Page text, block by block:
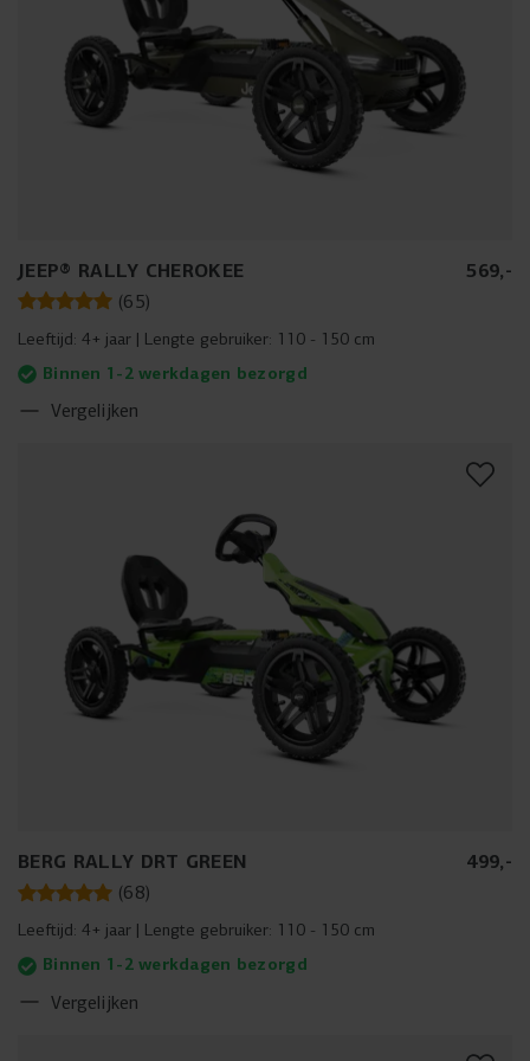
JEEP® RALLY CHEROKEE 569,-
(65)
Leeftijd: 4+ jaar Lengte gebruiker: 110 - 150 cm
Binnen 1-2 werkdagen bezorgd
Vergelijken
BERG RALLY DRT GREEN 499,-
(68)
Leeftijd: 4+ jaar Lengte gebruiker: 110 - 150 cm
Binnen 1-2 werkdagen bezorgd
Vergelijken